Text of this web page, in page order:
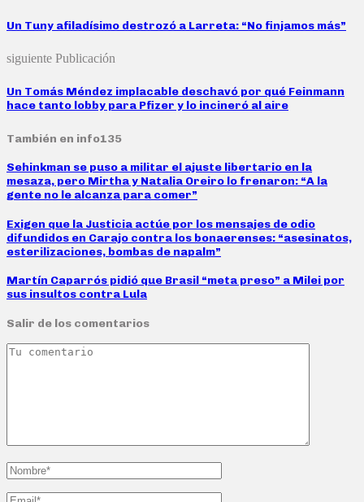
Un Tuny afiladísimo destrozó a Larreta: “No finjamos más”
siguiente Publicación
Un Tomás Méndez implacable deschavó por qué Feinmann
hace tanto lobby para Pfizer y lo incineró al aire
También en info135
Sehinkman se puso a militar el ajuste libertario en la
mesaza, pero Mirtha y Natalia Oreiro lo frenaron: “A la
gente no le alcanza para comer”
Exigen que la Justicia actúe por los mensajes de odio
difundidos en Carajo contra los bonaerenses: “asesinatos,
esterilizaciones, bombas de napalm”
Martín Caparrós pidió que Brasil “meta preso” a Milei por
sus insultos contra Lula
Salir de los comentarios